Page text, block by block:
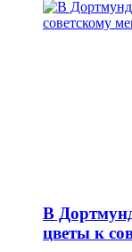
В
цветы к